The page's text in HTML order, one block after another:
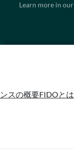
Learn more in our
スの概要FIDOとは